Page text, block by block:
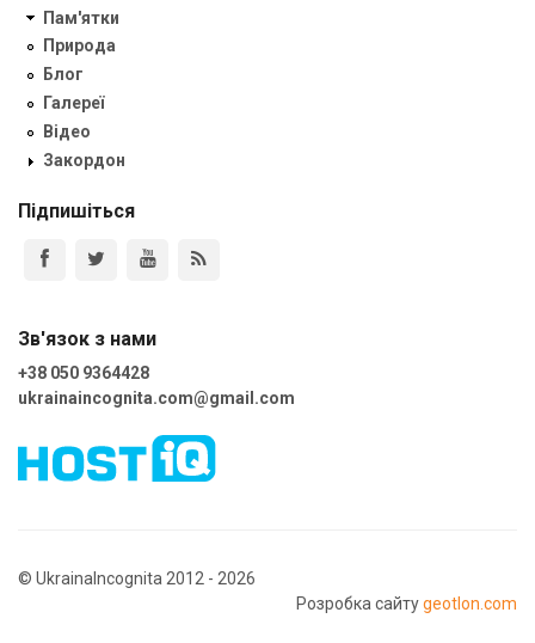
Пам'ятки
Природа
Блог
Галереї
Відео
Закордон
Підпишіться
Зв'язок з нами
+38 050 9364428
ukrainaincognita.com@gmail.com
© UkrainaIncognita 2012 - 2026
Розробка сайтуgeotlon.com